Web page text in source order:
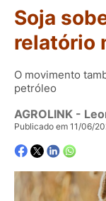
Soja
relatório
O movimento
petróleo
AGROLINK -
Publicado em 11/06/